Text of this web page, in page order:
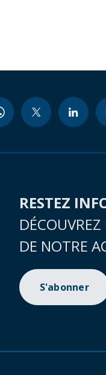
RESTEZ
DÉCOUVREZ
DE NOTRE
S'abonner